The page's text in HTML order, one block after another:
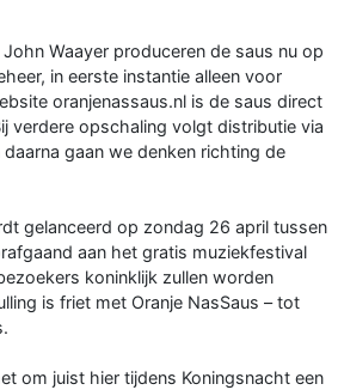
Waayer produceren de saus nu op
in eerste instantie alleen voor
oranjenassaus.nl is de saus direct
verdere opschaling volgt distributie via
gaan we denken richting de
gelanceerd op zondag 26 april tussen
aan het gratis muziekfestival
koninklijk zullen worden
is friet met Oranje NasSaus – tot
om juist hier tijdens Koningsnacht een